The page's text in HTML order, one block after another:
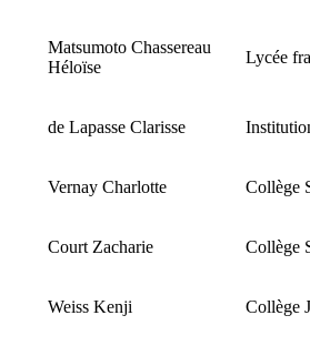
Matsumoto Chassereau
Héloïse
Lycée
de Lapasse Clarisse
Vernay Charlotte Collège
Court Zacharie Collège
Weiss Kenji Collège